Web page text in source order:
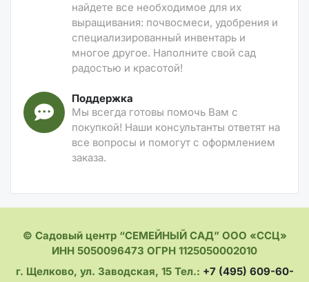
найдете все необходимое для их
выращивания: почвосмеси, удобрения и
специализированный инвентарь и
многое другое. Наполните свой сад
радостью и красотой!
Поддержка
Мы всегда готовы помочь Вам с
покупкой! Наши консультанты ответят на
все вопросы и помогут с оформлением
заказа.
© Садовый центр “СЕМЕЙНЫЙ САД” ООО «ССЦ»
ИНН 5050096473 ОГРН 1125050002010
г. Щелково, ул. Заводская, 15 Тел.: +7 (495) 609-60-